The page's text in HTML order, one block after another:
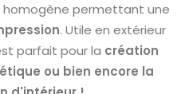
permettant une
. Utile en extérieur
parfait pour la création
ou bien encore la